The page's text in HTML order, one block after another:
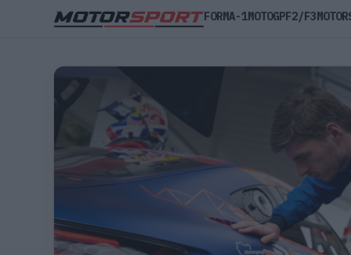
FORMA-1MOTOGPF2/F3